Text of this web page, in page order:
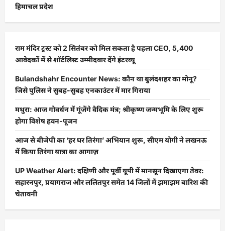
हिमाचल प्रदेश
राम मंदिर ट्रस्ट को 2 सितंबर को मिल सकता है पहला CEO, 5,400
आवेदकों में से शॉर्टलिस्ट उम्मीदवार देंगे इंटरव्यू
Bulandshahr Encounter News: कौन था बुलंदशहर का मोनू?
जिसे पुलिस ने सुबह-सुबह एनकाउंटर में मार गिराया
मथुरा: आज गोवर्धन में गूंजेंगे वैदिक मंत्र; श्रीकृष्ण जन्मभूमि के लिए शुरू
होगा विशेष हवन-पूजन
आज से बीजेपी का ‘हर घर तिरंगा’ अभियान शुरू, सीएम योगी ने लखनऊ
में किया तिरंगा यात्रा का आगाज़
UP Weather Alert: दक्षिणी और पूर्वी यूपी में मानसून दिखाएगा तेवर:
सहारनपुर, प्रयागराज और ललितपुर समेत 14 जिलों में झमाझम बारिश की
चेतावनी